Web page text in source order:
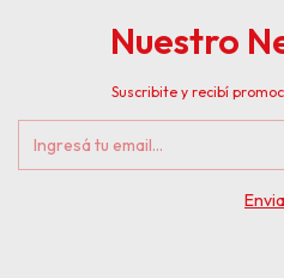
Nuestro
Suscribite y recibí